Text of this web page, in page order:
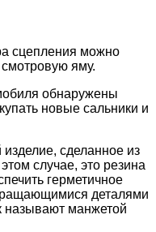
сцепления можно
яму.
обнаружены
новые сальники и
сделанное из
случае, это резина
герметичное
деталями
называют манжетой